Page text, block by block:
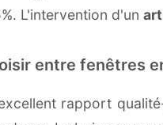
L'intervention d'un
entre fenêtres
rapport